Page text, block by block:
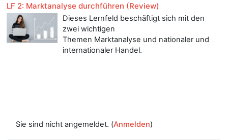
LF 2: Marktanalyse durchführen (Review)
Dieses Lernfeld beschäftigt sich mit den
zwei wichtigen
Themen Marktanalyse und nationaler und
internationaler Handel.
Sie sind nicht angemeldet. (Anmelden)